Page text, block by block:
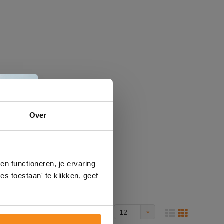
Over
functioneren, je ervaring
toestaan' te klikken, geef
12